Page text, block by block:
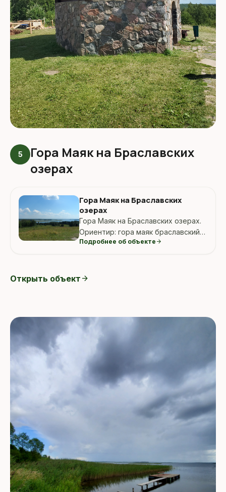
5
Гора Маяк на Браславских
озерах
Гора Маяк на Браславских
озерах
Гора Маяк на Браславских озерах.
Ориентир: гора маяк браславский
район.
Подробнее об объекте arrow_forward
Открыть объект arrow_forward